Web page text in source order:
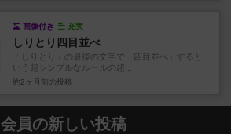
画像付き 充実
しりとり四目並べ
「しりとり」の最後の文字で「四目並べ」すると
いう超シンプルなルールの超...
約2ヶ月前 の投稿
会員の新しい投稿